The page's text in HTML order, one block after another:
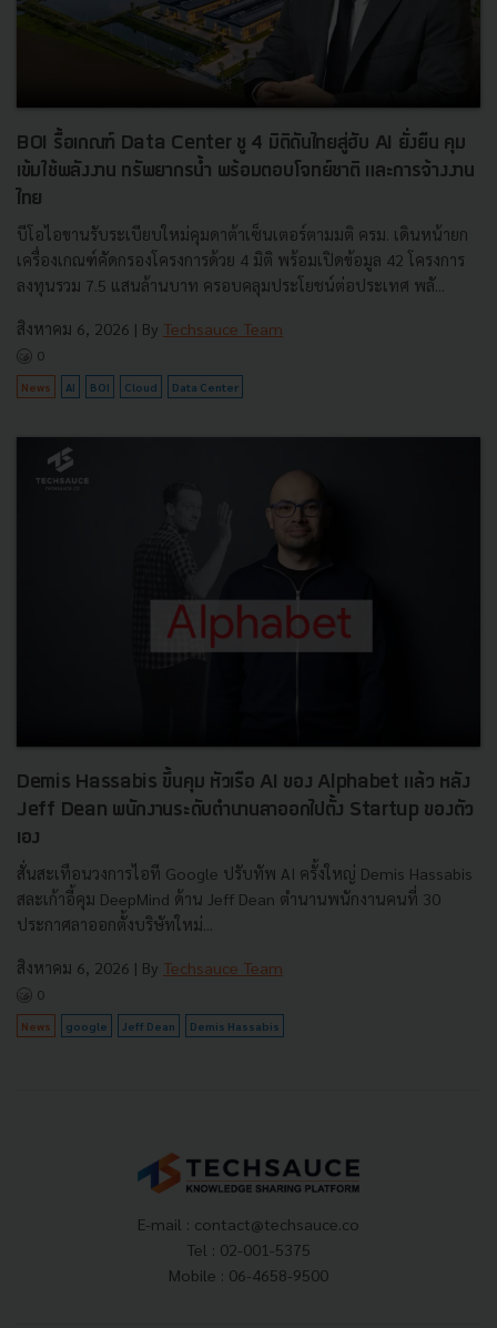
BOI รื้อเกณฑ์ Data Center ชู 4 มิติดันไทยสู่ฮับ AI ยั่งยืน คุม
เข้มใช้พลังงาน ทรัพยากรน้ำ พร้อมตอบโจทย์ชาติ และการจ้างงาน
ไทย
บีโอไอขานรับระเบียบใหม่คุมดาต้าเซ็นเตอร์ตามมติ ครม. เดินหน้ายก
เครื่องเกณฑ์คัดกรองโครงการด้วย 4 มิติ พร้อมเปิดข้อมูล 42 โครงการ
ลงทุนรวม 7.5 แสนล้านบาท ครอบคลุมประโยชน์ต่อประเทศ พลั...
สิงหาคม 6, 2026 | By Techsauce Team
0
News AI BOI Cloud Data Center
Demis Hassabis ขึ้นคุม หัวเรือ AI ของ Alphabet แล้ว หลัง
Jeff Dean พนักงานระดับตำนานลาออกไปตั้ง Startup ของตัว
เอง
สั่นสะเทือนวงการไอที Google ปรับทัพ AI ครั้งใหญ่ Demis Hassabis
สละเก้าอี้คุม DeepMind ด้าน Jeff Dean ตำนานพนักงานคนที่ 30
ประกาศลาออกตั้งบริษัทใหม่...
สิงหาคม 6, 2026 | By Techsauce Team
0
News google Jeff Dean Demis Hassabis
E-mail : contact@techsauce.co
Tel : 02-001-5375
Mobile : 06-4658-9500